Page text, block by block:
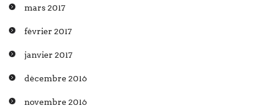
mars 2017
février 2017
janvier 2017
décembre 2016
novembre 2016